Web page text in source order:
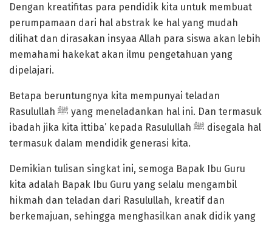
Dengan kreatifitas para pendidik kita untuk membuat
perumpamaan dari hal abstrak ke hal yang mudah
dilihat dan dirasakan insyaa Allah para siswa akan lebih
memahami hakekat akan ilmu pengetahuan yang
dipelajari.
Betapa beruntungnya kita mempunyai teladan
Rasulullah ﷺ yang meneladankan hal ini. Dan termasuk
ibadah jika kita ittiba’ kepada Rasulullah ﷺ disegala hal
termasuk dalam mendidik generasi kita.
Demikian tulisan singkat ini, semoga Bapak Ibu Guru
kita adalah Bapak Ibu Guru yang selalu mengambil
hikmah dan teladan dari Rasulullah, kreatif dan
berkemajuan, sehingga menghasilkan anak didik yang